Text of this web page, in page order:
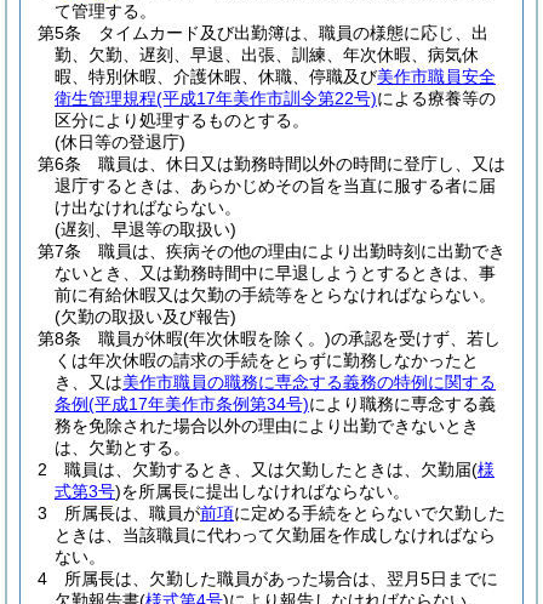
て管理する。
第5条
タイムカード及び出勤簿は、職員の様態に応じ、出
勤、欠勤、遅刻、早退、出張、訓練、年次休暇、病気休
暇、特別休暇、介護休暇、休職、停職及び美作市職員安全
衛生管理規程(平成17年美作市訓令第22号)による療養等の
区分により処理するものとする。
(休日等の登退庁)
第6条
職員は、休日又は勤務時間以外の時間に登庁し、又は
退庁するときは、あらかじめその旨を当直に服する者に届
け出なければならない。
(遅刻、早退等の取扱い)
第7条
職員は、疾病その他の理由により出勤時刻に出勤でき
ないとき、又は勤務時間中に早退しようとするときは、事
前に有給休暇又は欠勤の手続等をとらなければならない。
(欠勤の取扱い及び報告)
第8条
職員が休暇(年次休暇を除く。)の承認を受けず、若し
くは年次休暇の請求の手続をとらずに勤務しなかったと
き、又は美作市職員の職務に専念する義務の特例に関する
条例(平成17年美作市条例第34号)により職務に専念する義
務を免除された場合以外の理由により出勤できないとき
は、欠勤とする。
2
職員は、欠勤するとき、又は欠勤したときは、欠勤届(様
式第3号)を所属長に提出しなければならない。
3
所属長は、職員が前項に定める手続をとらないで欠勤した
ときは、当該職員に代わって欠勤届を作成しなければなら
ない。
4
所属長は、欠勤した職員があった場合は、翌月5日までに